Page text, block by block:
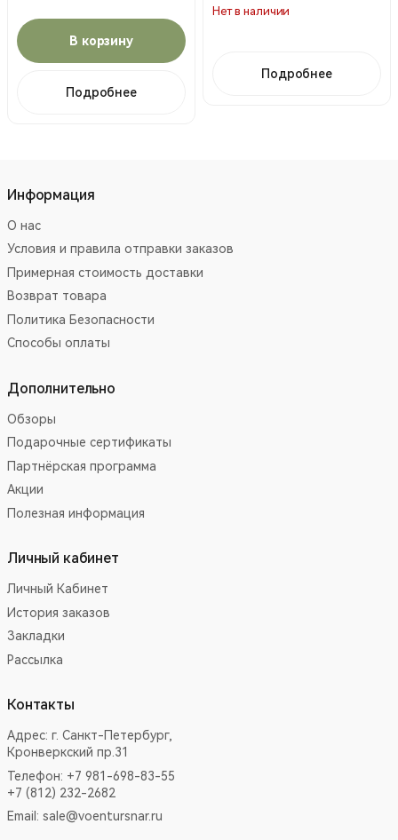
В корзину
Подробнее
Нет в наличии
Подробнее
Информация
О нас
Условия и правила отправки заказов
Примерная стоимость доставки
Возврат товара
Политика Безопасности
Способы оплаты
Дополнительно
Обзоры
Подарочные сертификаты
Партнёрская программа
Акции
Полезная информация
Личный кабинет
Личный Кабинет
История заказов
Закладки
Рассылка
Контакты
Адрес: г. Санкт-Петербург,
Кронверкский пр.31
Телефон: +7 981-698-83-55
+7 (812) 232-2682
Email: sale@voentursnar.ru